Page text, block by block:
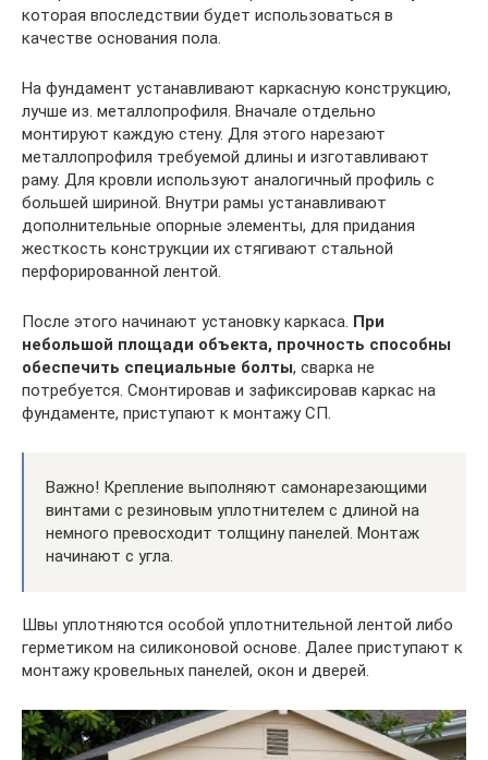
которая впоследствии будет использоваться в
качестве основания пола.
На фундамент устанавливают каркасную конструкцию,
лучше из. металлопрофиля. Вначале отдельно
монтируют каждую стену. Для этого нарезают
металлопрофиля требуемой длины и изготавливают
раму. Для кровли используют аналогичный профиль с
большей шириной. Внутри рамы устанавливают
дополнительные опорные элементы, для придания
жесткость конструкции их стягивают стальной
перфорированной лентой.
После этого начинают установку каркаса. При
небольшой площади объекта, прочность способны
обеспечить специальные болты, сварка не
потребуется. Смонтировав и зафиксировав каркас на
фундаменте, приступают к монтажу СП.
Важно! Крепление выполняют самонарезающими
винтами с резиновым уплотнителем с длиной на
немного превосходит толщину панелей. Монтаж
начинают с угла.
Швы уплотняются особой уплотнительной лентой либо
герметиком на силиконовой основе. Далее приступают к
монтажу кровельных панелей, окон и дверей.